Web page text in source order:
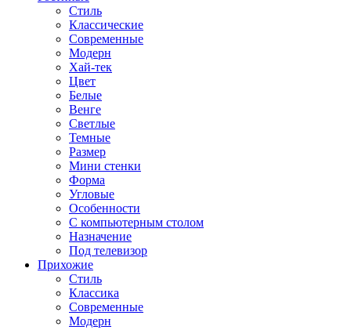
Стиль
Классические
Современные
Модерн
Хай-тек
Цвет
Белые
Венге
Светлые
Темные
Размер
Мини стенки
Форма
Угловые
Особенности
С компьютерным столом
Назначение
Под телевизор
Прихожие
Стиль
Классика
Современные
Модерн